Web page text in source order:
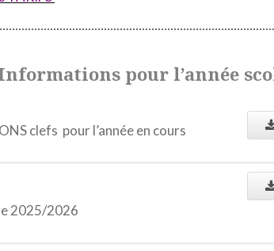
pour l’année
clefs pour l’année en cours
2025/2026